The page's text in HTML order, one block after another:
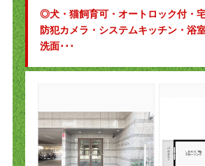
◎犬・猫飼育可・オートロック付・
防犯カメラ・システムキッチン・浴
洗面･･･